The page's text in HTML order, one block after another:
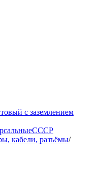
с заземлением
СССР
кабели, разъёмы/